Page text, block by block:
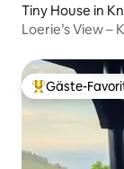
Tiny House in
Loerie’s View –
Beliebter
Gäste-